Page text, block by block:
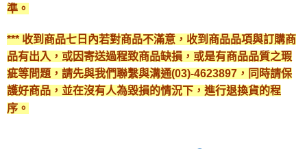
準。
*** 收到商品七日內若對商品不滿意，收到商品品項與訂購商
品有出入，或因寄送過程致商品缺損，或是有商品品質之瑕
疵等問題，請先與我們聯繫與溝通(03)-4623897，同時請保
護好商品，並在沒有人為毀損的情況下，進行退換貨的程
序。